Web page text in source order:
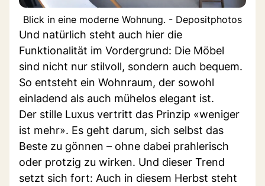
Blick in eine moderne Wohnung. - Depositphotos
Und natürlich steht auch hier die
Funktionalität im Vordergrund: Die Möbel
sind nicht nur stilvoll, sondern auch bequem.
So entsteht ein Wohnraum, der sowohl
einladend als auch mühelos elegant ist.
Der stille Luxus vertritt das Prinzip «weniger
ist mehr». Es geht darum, sich selbst das
Beste zu gönnen – ohne dabei prahlerisch
oder protzig zu wirken. Und dieser Trend
setzt sich fort: Auch in diesem Herbst steht